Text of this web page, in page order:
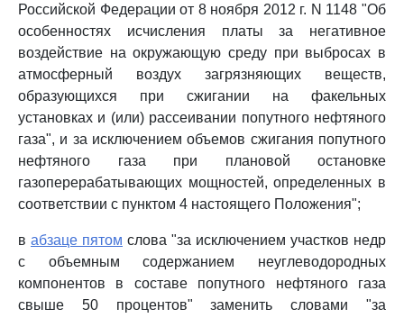
Российской Федерации от 8 ноября 2012 г. N 1148 "Об
особенностях исчисления платы за негативное
воздействие на окружающую среду при выбросах в
атмосферный воздух загрязняющих веществ,
образующихся при сжигании на факельных
установках и (или) рассеивании попутного нефтяного
газа", и за исключением объемов сжигания попутного
нефтяного газа при плановой остановке
газоперерабатывающих мощностей, определенных в
соответствии с пунктом 4 настоящего Положения";
в абзаце пятом слова "за исключением участков недр
с объемным содержанием неуглеводородных
компонентов в составе попутного нефтяного газа
свыше 50 процентов" заменить словами "за